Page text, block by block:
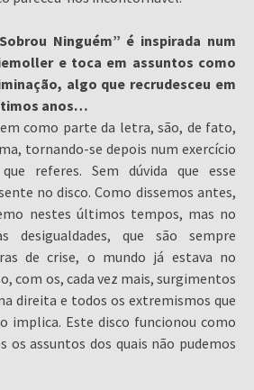
Ninguém” é inspirada num
e toca em assuntos como
algo que recrudesceu em
anos…
como parte da letra, são, de fato,
tornando-se depois num exercício
referes. Sem dúvida que esse
no disco. Como dissemos antes,
nestes últimos tempos, mas no
desigualdades, que são sempre
de crise, o mundo já estava no
com os, cada vez mais, surgimentos
direita e todos os extremismos que
implica. Este disco funcionou como
os assuntos dos quais não pudemos